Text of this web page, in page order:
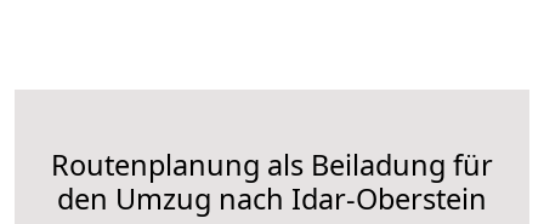
Routenplanung als Beiladung für
den Umzug nach Idar-Oberstein